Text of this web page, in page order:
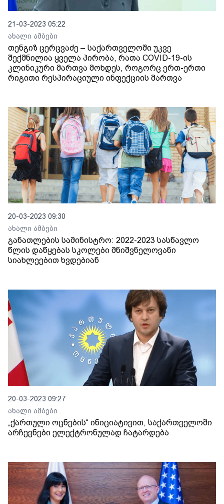
21-03-2023 05:22
ახალი ამბები
თენგიზ ცერცვაძე – საქართველოში უკვე
შექმნილია ყველა პირობა, რათა COVID-19-ის
კლინიკური მართვა მოხდეს, როგორც ერთ-ერთი
რიგითი რესპირაციული ინფექციის მართვა
20-03-2023 09:30
ახალი ამბები
განათლების სამინისტრო: 2022-2023 სასწავლო
წლის დაწყებას სკოლები მნიშვნელოვანი
სიახლეებით ხვდებიან
20-03-2023 09:27
ახალი ამბები
„ქართული ოცნების“ ინიციატივით, საქართველოში
არჩევნები ელექტრონულად ჩატარდება